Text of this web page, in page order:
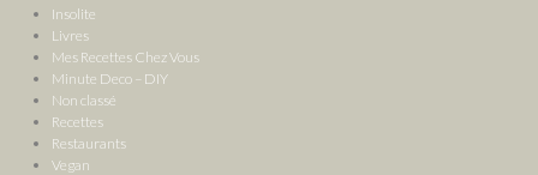
Insolite
Livres
Mes Recettes Chez Vous
Minute Deco – DIY
Non classé
Recettes
Restaurants
Vegan